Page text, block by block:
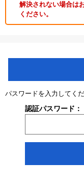
解決されない場合は
ください。
パスワードを入力してくだ
認証パスワード：